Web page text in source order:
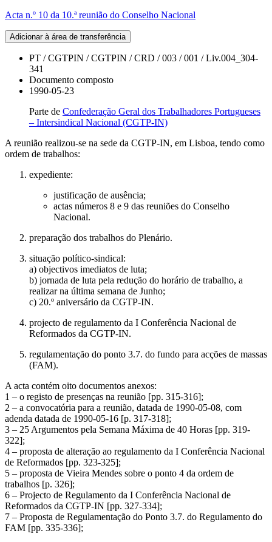
Acta n.º 10 da 10.ª reunião do Conselho Nacional
Adicionar à área de transferência
PT / CGTPIN / CGTPIN / CRD / 003 / 001 / Liv.004_304-
341
Documento composto
1990-05-23
Parte de Confederação Geral dos Trabalhadores Portugueses
– Intersindical Nacional (CGTP-IN)
A reunião realizou-se na sede da CGTP-IN, em Lisboa, tendo como
ordem de trabalhos:
expediente:
justificação de ausência;
actas números 8 e 9 das reuniões do Conselho
Nacional.
preparação dos trabalhos do Plenário.
situação político-sindical:
a) objectivos imediatos de luta;
b) jornada de luta pela redução do horário de trabalho, a
realizar na última semana de Junho;
c) 20.º aniversário da CGTP-IN.
projecto de regulamento da I Conferência Nacional de
Reformados da CGTP-IN.
regulamentação do ponto 3.7. do fundo para acções de massas
(FAM).
A acta contém oito documentos anexos:
1 – o registo de presenças na reunião [pp. 315-316];
2 – a convocatória para a reunião, datada de 1990-05-08, com
adenda datada de 1990-05-16 [p. 317-318];
3 – 25 Argumentos pela Semana Máxima de 40 Horas [pp. 319-
322];
4 – proposta de alteração ao regulamento da I Conferência Nacional
de Reformados [pp. 323-325];
5 – proposta de Vieira Mendes sobre o ponto 4 da ordem de
trabalhos [p. 326];
6 – Projecto de Regulamento da I Conferência Nacional de
Reformados da CGTP-IN [pp. 327-334];
7 – Proposta de Regulamentação do Ponto 3.7. do Regulamento do
FAM [pp. 335-336];